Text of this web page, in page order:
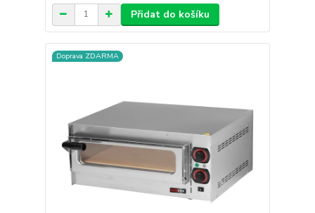
Přidat do košíku
Doprava ZDARMA